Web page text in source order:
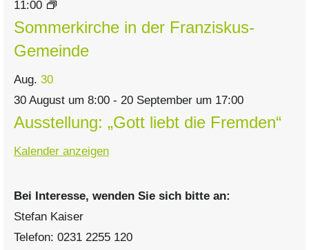
11:00
Sommerkirche in der Franziskus-
Gemeinde
Aug. 30
30 August um 8:00 - 20 September um 17:00
Ausstellung: „Gott liebt die Fremden“
Kalender anzeigen
Bei Interesse, wenden Sie sich bitte an:
Stefan Kaiser
Telefon: 0231 2255 120